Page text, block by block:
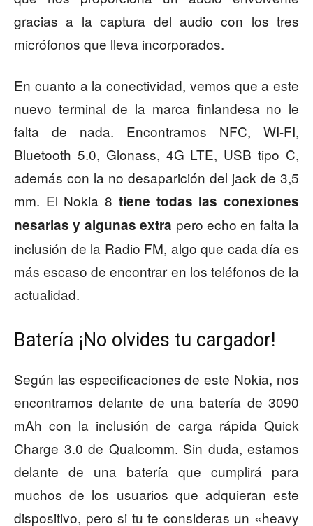
gracias a la captura del audio con los tres
micrófonos que lleva incorporados.
En cuanto a la conectividad, vemos que a este
nuevo terminal de la marca finlandesa no le
falta de nada. Encontramos NFC, WI-FI,
Bluetooth 5.0, Glonass, 4G LTE, USB tipo C,
además con la no desaparición del jack de 3,5
mm. El Nokia 8 tiene todas las conexiones
nesarias y algunas extra pero echo en falta la
inclusión de la Radio FM, algo que cada día es
más escaso de encontrar en los teléfonos de la
actualidad.
Batería ¡No olvides tu cargador!
Según las especificaciones de este Nokia, nos
encontramos delante de una batería de 3090
mAh con la inclusión de carga rápida Quick
Charge 3.0 de Qualcomm. Sin duda, estamos
delante de una batería que cumplirá para
muchos de los usuarios que adquieran este
dispositivo, pero si tu te consideras un «heavy